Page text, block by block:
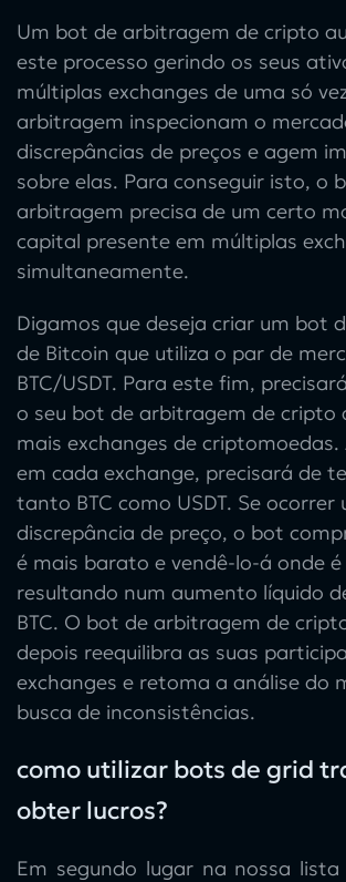
Um bot de arbitragem de cripto
este processo gerindo os seus
múltiplas exchanges de uma só
arbitragem inspecionam o
discrepâncias de preços e agem
sobre elas. Para conseguir isto, o
arbitragem precisa de um certo
capital presente em múltiplas
simultaneamente.
Digamos que deseja criar um bot
de Bitcoin que utiliza o par de
BTC/USDT. Para este fim,
o seu bot de arbitragem de cripto
mais exchanges de criptomoedas.
em cada exchange, precisará de
tanto BTC como USDT. Se ocorrer
discrepância de preço, o bot
é mais barato e vendê-lo-á onde
resultando num aumento líquido
BTC. O bot de arbitragem de
depois reequilibra as suas
exchanges e retoma a análise do
busca de inconsistências.
como utilizar bots de grid
obter lucros?
Em segundo lugar na nossa lista